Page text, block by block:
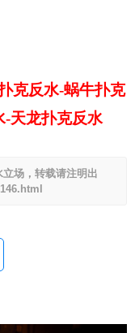
克反水-蜗牛扑克
-天龙扑克反水
场，转载请注明出